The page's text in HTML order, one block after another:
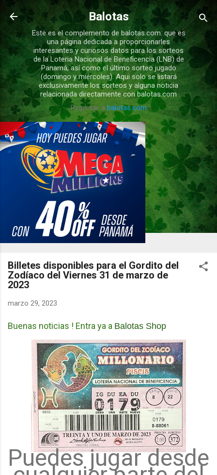
Ir al contenido principal
Balotas
Este es el complemento de balotas.com: que es
una página dedicada a proporcionarles
interesantes y curiosos datos para los sorteos
de la Loteria Nacional de Beneficencia (LNB) de
Panamá, así como el último sorteo jugado
(domingo y miércoles). Aqui solo se listará
exclusivamente los sorteos y alguna noticia
relacionada directamente con balotas.com
Regresar a balotas.com
Billetes disponibles para el Gordito del
Zodíaco del Viernes 31 de marzo de
2023
marzo 29, 2023
Buenas noticias ! Entra ya a Balotas Shop
Puedes jugar desde